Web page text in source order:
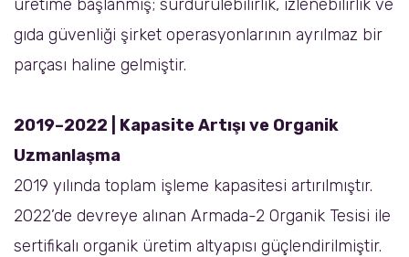
üretime başlanmış; sürdürülebilirlik, izlenebilirlik ve
gıda güvenliği şirket operasyonlarının ayrılmaz bir
parçası haline gelmiştir.
2019–2022 | Kapasite Artışı ve Organik
Uzmanlaşma
2019 yılında toplam işleme kapasitesi artırılmıştır.
2022’de devreye alınan Armada-2 Organik Tesisi ile
sertifikalı organik üretim altyapısı güçlendirilmiştir.